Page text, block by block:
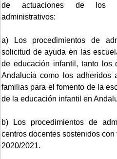
de actuaciones de los
administrativos:
a) Los procedimientos de
solicitud de ayuda en las
de educación infantil, tanto
Andalucía como los adheridos
familias para el fomento de la
de la educación infantil en
b) Los procedimientos de
centros docentes sostenidos
2020/2021.